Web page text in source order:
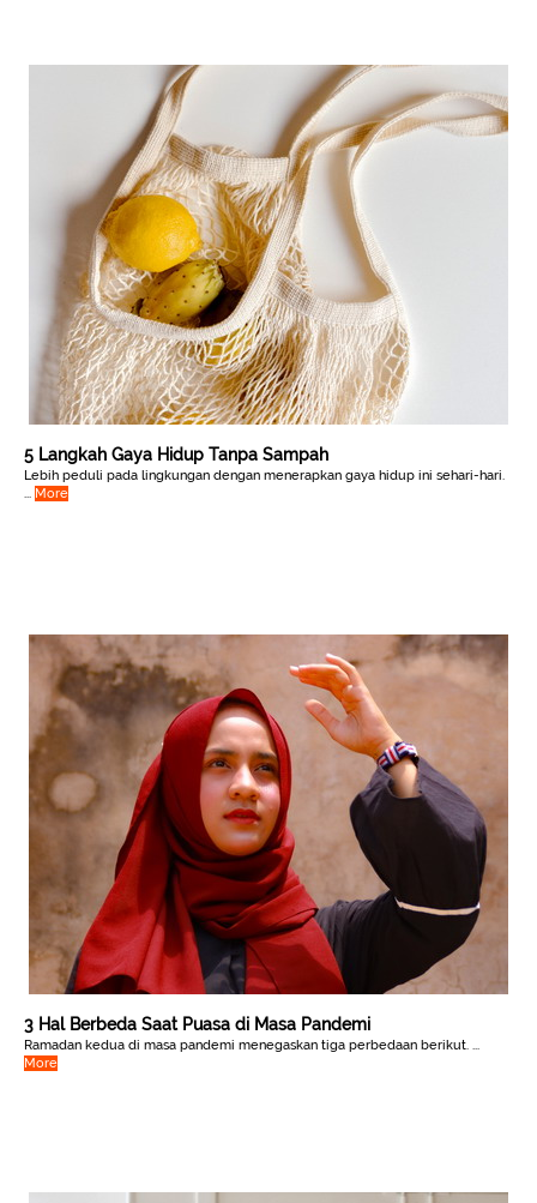
5 Langkah Gaya Hidup Tanpa Sampah
Lebih peduli pada lingkungan dengan menerapkan gaya hidup ini sehari-hari.
... More
3 Hal Berbeda Saat Puasa di Masa Pandemi
Ramadan kedua di masa pandemi menegaskan tiga perbedaan berikut. ...
More